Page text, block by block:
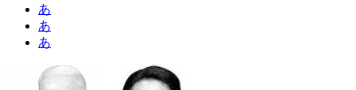
あ
あ
あ